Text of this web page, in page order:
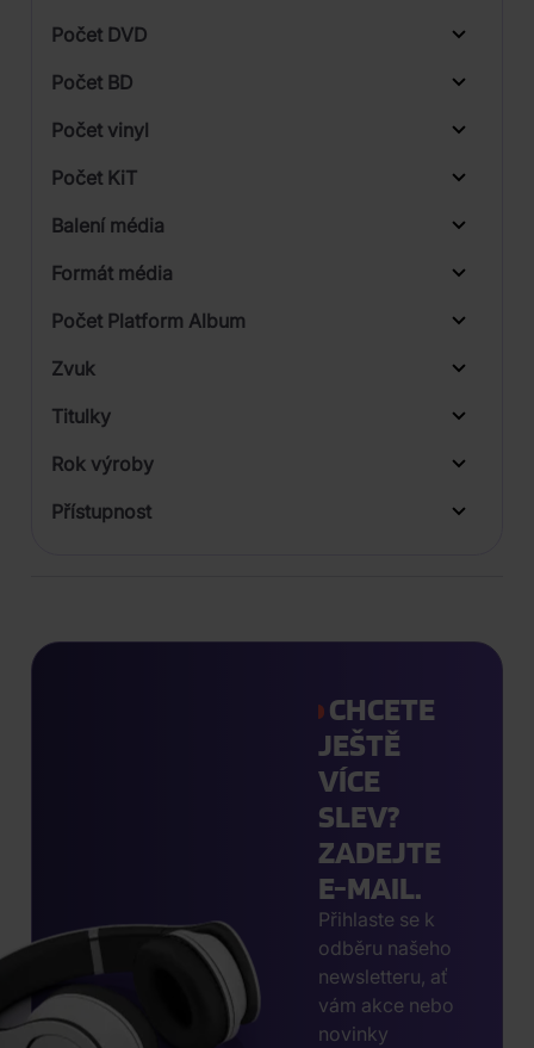
Počet DVD
Počet BD
Počet vinyl
Počet KiT
Balení média
Formát média
Počet Platform Album
Zvuk
Titulky
Rok výroby
Přístupnost
CHCETE
JEŠTĚ
VÍCE
SLEV?
ZADEJTE
E-MAIL.
Přihlaste se k
odběru našeho
newsletteru, ať
vám akce nebo
novinky